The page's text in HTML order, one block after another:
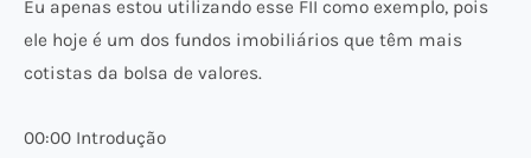
Eu apenas estou utilizando esse FII como exemplo, pois
ele hoje é um dos fundos imobiliários que têm mais
cotistas da bolsa de valores.
00:00 Introdução